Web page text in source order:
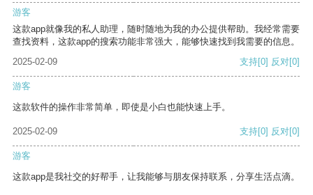
游客
这款app就像我的私人助理，随时随地为我的办公提供帮助。我经常需要
查找资料，这款app的搜索功能非常强大，能够快速找到我需要的信息。
2025-02-09
支持[0] 反对[0]
游客
这款软件的操作非常简单，即使是小白也能快速上手。
2025-02-09 支持[0] 反对[0]
游客
这款app是我社交的好帮手，让我能够与朋友保持联系，分享生活点滴。